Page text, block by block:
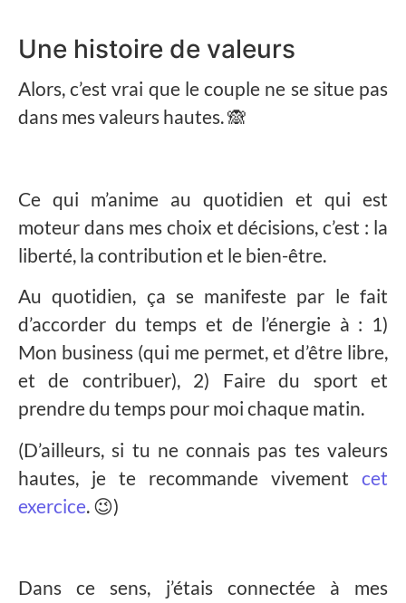
Une histoire de valeurs
Alors, c’est vrai que le couple ne se situe pas
dans mes valeurs hautes. 🙈
Ce qui m’anime au quotidien et qui est
moteur dans mes choix et décisions, c’est : la
liberté, la contribution et le bien-être.
Au quotidien, ça se manifeste par le fait
d’accorder du temps et de l’énergie à : 1)
Mon business (qui me permet, et d’être libre,
et de contribuer), 2) Faire du sport et
prendre du temps pour moi chaque matin.
(D’ailleurs, si tu ne connais pas tes valeurs
hautes, je te recommande vivement cet
exercice. 😉)
Dans ce sens, j’étais connectée à mes